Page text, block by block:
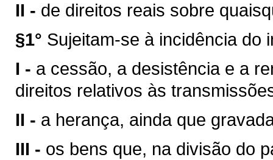
II - de direitos reais sobre
§1° Sujeitam-se à incidência do
I - a cessão, a desistência e a
direitos relativos às
II - a herança, ainda que
III - os bens que, na divisão do